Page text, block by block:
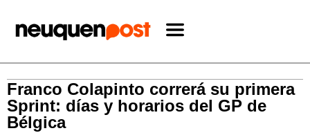
Franco Colapinto correrá su primera
Sprint: días y horarios del GP de
Bélgica